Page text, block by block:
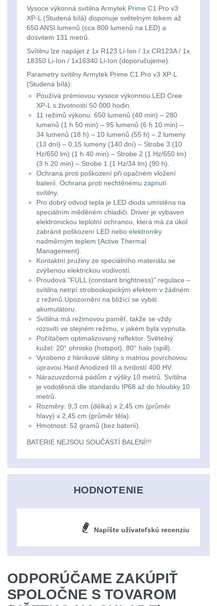
baterie
Svítilny
pro
26650
baterie
Svítilny
CR123A
nebo
16340
baterie
Čelové
svetlá
čelovky
Taktické
svietidlá
Lucerny
kempingové
lampy
Potápačské
svítilny
svítilny
Vyhledávací
svítilny
batohům
Laserové značkovače9
Držiaky a
príslušenstvo 34
186501
14500 / AA / AAA4
16340 a CR123 1
Nabíjačky9
Náhradné diely7
BATOHY A TAŠKY
Turistické a expediční38
Městské batohy41
Batohy216
Méně než 10 L13
10 - 20 L26
20 - 30 L103
Nad 30 L 74
Batohy přes rameno
15
Cestovní batohy a
45
Duffle bagy25
Univerzalní tašky60
Vysoce výkonná svítilna Armytek Prime C1 Pro v3
XP-L (Studená bílá) disponuje světelným tokem až
650 ANSI lumenů (cca 800 lumenů na LED) a
dosvitem 131 metrů.
Svítilnu lze napájet z 1x R123 Li-Ion / 1x CR123A / 1x
18350 Li-Ion / 1x16340 Li-Ion (doporučujeme).
Parametry svítilny Armytek Prime C1 Pro v3 XP-L
(Studená bílá):
Používá prémiovou vysoce výkonnou LED Cree
XP-L s životností 50 000 hodin.
11 režimů výkonu: 650 lumenů (40 min) – 280
lumenů (1 h 50 min) – 95 lumenů (6 h 10 min) –
34 lumenů (18 h) – 10 lumenů (55 h) – 2 lumeny
(13 dní) – 0,15 lumeny (140 dní) – Strobe 3 (10
Hz/650 lm) (1 h 40 min) – Strobe 2 (1 Hz/650 lm)
(3 h 20 min) – Strobe 1 (1 Hz/34 lm) (90 h).
Ochrana proti poškození při opačném vložení
baterií. Ochrana proti nechtěnému zapnutí
svítilny.
Pro dobrý odvod tepla je LED dioda umístěna na
speciálním měděném chladiči. Driver je vybaven
elektronickou teplotní ochranou, která má za úkol
zabránit poškození LED nebo elektroniky
nadměrným teplem (Active Thermal
Management).
Kontaktní pružiny ze speciálního materiálu se
zvýšenou elektrickou vodivostí.
Proudová "FULL (constant brightness)" regulace –
svítilna netrpí stroboskopickým efektem v žádném
z režimů.Upozornění na blížící se vybití
akumulátoru.
Svítilna má režimovou paměť, takže se vždy
rozsvítí ve stejném režimu, v jakém byla vypnuta.
Počítačem optimalizovaný reflektor. Světelný
kužel: 20° ohnisko (hotspot), 80° halo (spill).
Vyrobeno z hliníkové slitiny s matnou povrchovou
úpravou Hard Anodized III a tvrdostí 400 HV.
Nárazuvzdorná pádům z výšky 10 metrů. Svítilna
je vodotěsná dle standardu IP68 až do hloubky 10
metrů.
Rozměry: 9,3 cm (délka) x 2,45 cm (průměr
hlavy) x 2,45 cm (průměr těla).
Hmotnost: 52 gramů (bez baterií).
BATERIE NEJSOU SOUČÁSTÍ BALENÍ!!!
HODNOTENIE
Napíšte užívateľskú recenziu
ODPORÚČAME ZAKÚPIŤ
SPOLOČNE S TOVAROM